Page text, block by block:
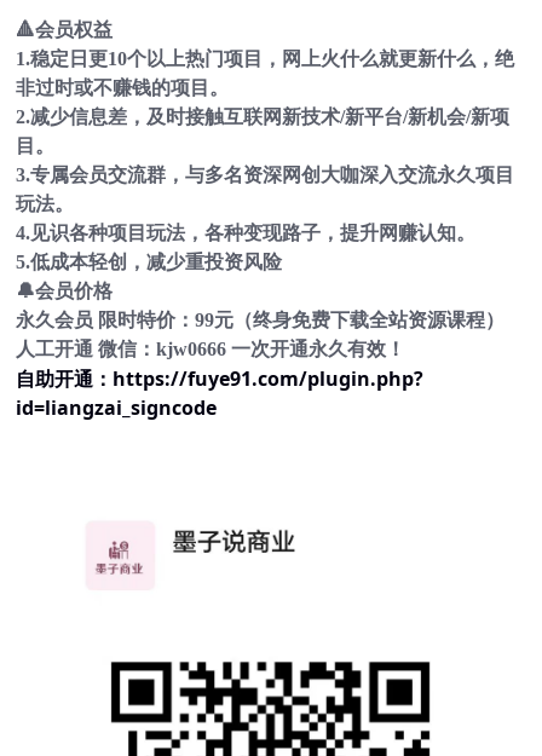
🔺会员权益
1.稳定日更10个以上热门项目，网上火什么就更新什么，绝
非过时或不赚钱的项目。
2.减少信息差，及时接触互联网新技术/新平台/新机会/新项
目。
3.专属会员交流群，与多名资深网创大咖深入交流永久项目
玩法。
4.见识各种项目玩法，各种变现路子，提升网赚认知。
5.低成本轻创，减少重投资风险
🔔会员价格
永久会员 限时特价：99元（终身免费下载全站资源课程）
人工开通 微信：kjw0666 一次开通永久有效！
自助开通： https://fuye91.com/plugin.php?
id=liangzai_signcode